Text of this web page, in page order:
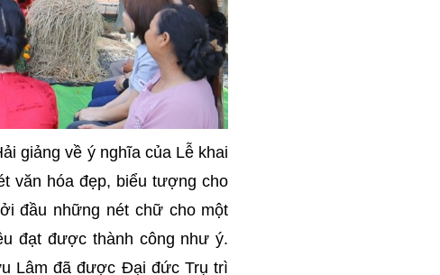
giảng về ý nghĩa của Lễ khai
văn hóa đẹp, biểu tượng cho
đầu những nét chữ cho một
đạt được thành công như ý.
Lâm đã được Đại đức Trụ trì